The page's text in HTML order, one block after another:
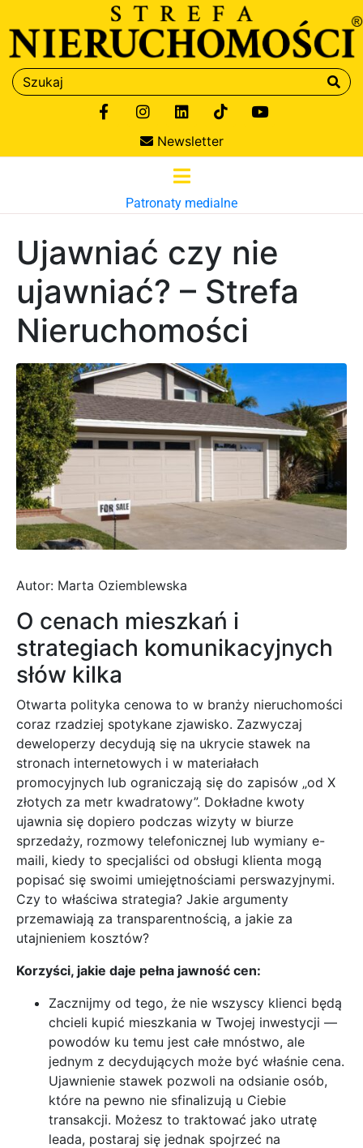
Newsletter
Patronaty medialne
Ujawniać czy nie
ujawniać? – Strefa
Nieruchomości
Autor: Marta Oziemblewska
O cenach mieszkań i
strategiach komunikacyjnych
słów kilka
Otwarta polityka cenowa to w branży nieruchomości
coraz rzadziej spotykane zjawisko. Zazwyczaj
deweloperzy decydują się na ukrycie stawek na
stronach internetowych i w materiałach
promocyjnych lub ograniczają się do zapisów „od X
złotych za metr kwadratowy”. Dokładne kwoty
ujawnia się dopiero podczas wizyty w biurze
sprzedaży, rozmowy telefonicznej lub wymiany e-
maili, kiedy to specjaliści od obsługi klienta mogą
popisać się swoimi umiejętnościami perswazyjnymi.
Czy to właściwa strategia? Jakie argumenty
przemawiają za transparentnością, a jakie za
utajnieniem kosztów?
Korzyści, jakie daje pełna jawność cen:
Zacznijmy od tego, że nie wszyscy klienci będą
chcieli kupić mieszkania w Twojej inwestycji —
powodów ku temu jest całe mnóstwo, ale
jednym z decydujących może być właśnie cena.
Ujawnienie stawek pozwoli na odsianie osób,
które na pewno nie sfinalizują u Ciebie
transakcji. Możesz to traktować jako utratę
leada, postaraj się jednak spojrzeć na